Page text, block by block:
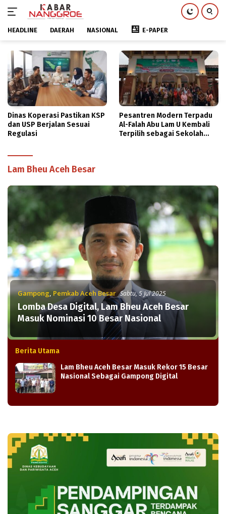
konten
HEADLINE DAERAH NASIONAL E-PAPER
Dinas Koperasi Pastikan KSP
dan USP Berjalan Sesuai
Regulasi
Pesantren Modern Terpadu
Al-Falah Abu Lam U Kembali
Terpilih sebagai Sekolah
Lam Bheu Aceh Besar
Gampong, Pemkab Aceh Besar Sabtu, 5 Jul 2025
Lomba Desa Digital, Lam Bheu Aceh Besar
Masuk Nominasi 10 Besar Nasional
Berita Utama
Lam Bheu Aceh Besar Masuk Rekor 15 Besar
Nasional Sebagai Gampong Digital